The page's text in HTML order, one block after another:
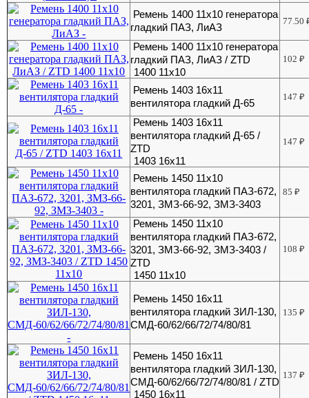
Ремень 1400 11х10 генератора
гладкий ПАЗ, ЛиАЗ
77.50
Ремень 1400 11х10 генератора
гладкий ПАЗ, ЛиАЗ / ZTD
1400 11х10
102₽
Ремень 1403 16x11
вентилятора гладкий Д-65
147₽
Ремень 1403 16x11
вентилятора гладкий Д-65 /
ZTD
1403 16х11
147₽
Ремень 1450 11х10
вентилятора гладкий ПАЗ-672,
3201, ЗМЗ-66-92, ЗМЗ-3403
85₽
Ремень 1450 11х10
вентилятора гладкий ПАЗ-672,
3201, ЗМЗ-66-92, ЗМЗ-3403 /
ZTD
1450 11х10
108₽
Ремень 1450 16x11
вентилятора гладкий ЗИЛ-130,
СМД-60/62/66/72/74/80/81
135₽
Ремень 1450 16x11
вентилятора гладкий ЗИЛ-130,
СМД-60/62/66/72/74/80/81 / ZTD
1450 16х11
137₽